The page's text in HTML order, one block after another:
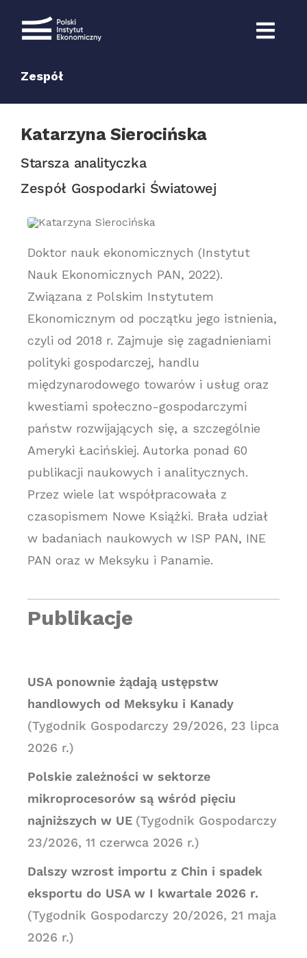
Zespół
Katarzyna Sierocińska
Starsza analityczka
Zespół Gospodarki Światowej
Doktor nauk ekonomicznych (Instytut
Nauk Ekonomicznych PAN, 2022).
Związana z Polskim Instytutem
Ekonomicznym od początku jego istnienia,
czyli od 2018 r. Zajmuje się zagadnieniami
polityki gospodarczej, handlu
międzynarodowego towarów i usług oraz
kwestiami społeczno-gospodarczymi
państw rozwijających się, a szczególnie
Ameryki Łacińskiej. Autorka ponad 60
publikacji naukowych i analitycznych.
Przez wiele lat współpracowała z
czasopismem Nowe Książki. Brała udział
w badaniach naukowych w ISP PAN, INE
PAN oraz w Meksyku i Panamie.
Publikacje
USA ponownie żądają ustępstw
handlowych od Meksyku i Kanady
(Tygodnik Gospodarczy 29/2026, 23 lipca
2026 r.)
Polskie zależności w sektorze
mikroprocesorów są wśród pięciu
najniższych w UE (Tygodnik Gospodarczy
23/2026, 11 czerwca 2026 r.)
Dalszy wzrost importu z Chin i spadek
eksportu do USA w I kwartale 2026 r.
(Tygodnik Gospodarczy 20/2026, 21 maja
2026 r.)